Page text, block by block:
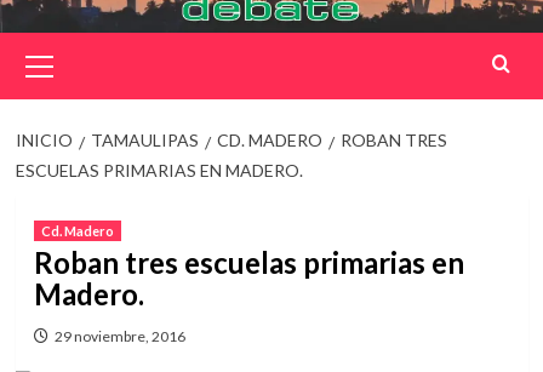
principal
INICIO TAMAULIPAS CD. MADERO
ROBAN TRES
ESCUELAS PRIMARIAS EN MADERO.
Cd. Madero
Roban tres escuelas primarias en
Madero.
29 noviembre, 2016